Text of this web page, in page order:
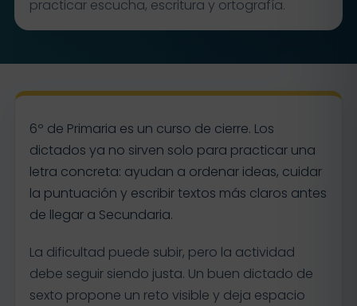
practicar escucha, escritura y ortografía.
6º de Primaria es un curso de cierre. Los
dictados ya no sirven solo para practicar una
letra concreta: ayudan a ordenar ideas, cuidar
la puntuación y escribir textos más claros antes
de llegar a Secundaria.
La dificultad puede subir, pero la actividad
debe seguir siendo justa. Un buen dictado de
sexto propone un reto visible y deja espacio